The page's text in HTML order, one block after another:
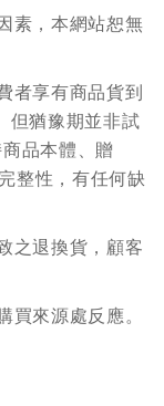
素，本網站恕無
者享有商品貨到
但猶豫期並非試
品本體、贈
整性，有任何缺
之退換貨，顧客
買來源處反應。